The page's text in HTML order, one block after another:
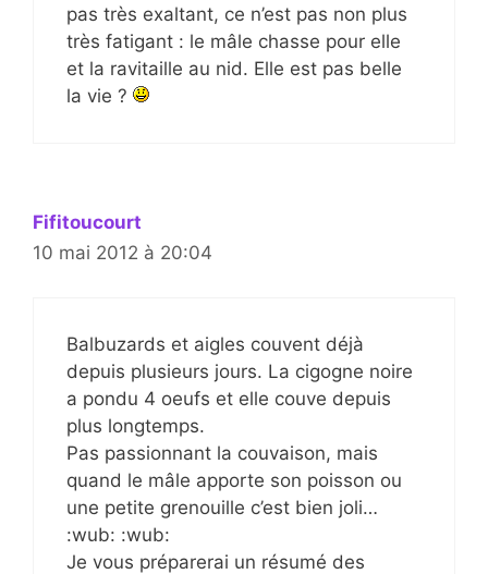
pas très exaltant, ce n’est pas non plus
très fatigant : le mâle chasse pour elle
et la ravitaille au nid. Elle est pas belle
la vie ?
Fifitoucourt
10 mai 2012 à 20:04
Balbuzards et aigles couvent déjà
depuis plusieurs jours. La cigogne noire
a pondu 4 oeufs et elle couve depuis
plus longtemps.
Pas passionnant la couvaison, mais
quand le mâle apporte son poisson ou
une petite grenouille c’est bien joli…
:wub: :wub:
Je vous préparerai un résumé des